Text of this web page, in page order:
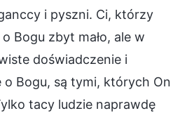
i pyszni. Ci, którzy
Bogu zbyt mało, ale w
doświadczenie i
Bogu, są tymi, których On
tacy ludzie naprawdę